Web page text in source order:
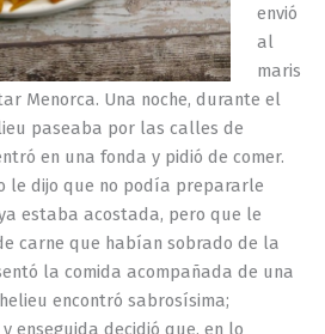
envió
al
maris
Menorca. Una noche, durante el
paseaba por las calles de
en una fonda y pidió de comer.
le dijo que no podía prepararle
estaba acostada, pero que le
carne que habían sobrado de la
la comida acompañada de una
encontró sabrosísima;
enseguida decidió que, en lo